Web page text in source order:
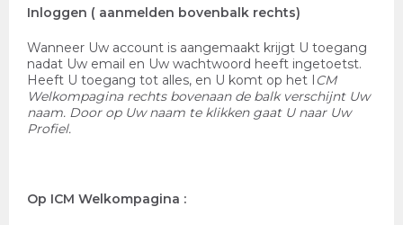
Inloggen ( aanmelden bovenbalk rechts)
Wanneer Uw account is aangemaakt krijgt U toegang
nadat Uw email en Uw wachtwoord heeft ingetoetst.
Heeft U toegang tot alles, en U komt op het I CM
Welkompagina rechts bovenaan de balk verschijnt Uw
naam. Door op Uw naam te klikken gaat U naar Uw
Profiel.
Op ICM Welkompagina :